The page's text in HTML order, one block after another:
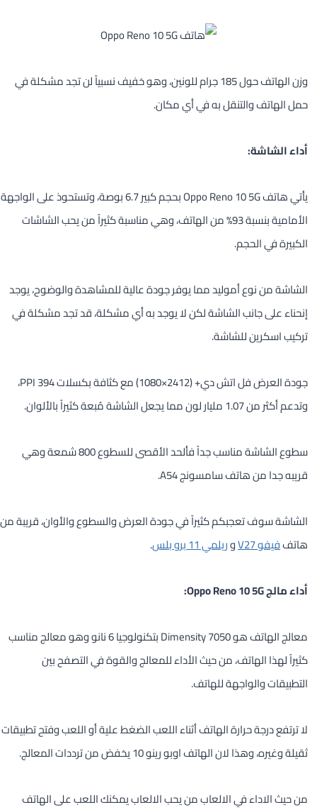
وزن الهاتف حول 185 جرام للونين، وهو خفيف نسبياً لن تجد مشكلة في
حمل الهاتف والتنقل به في أي مكان.
أداء الشاشة:
يأتي هاتف Oppo Reno 10 5G بحجم كبير 6.7 بوصة، وتستحوذ على الواجهة
الأمامية بنسبة 93% من الهاتف، وهي مناسبة كثيراً من يحب الشاشات
الكبيرة في الحجم.
الشاشة من نوع أموليد مما يوفر جودة عالية للمشاهدة والوضوح، يوجد
إنحناء على جانب الشاشة لكن لا يوجد به أي مشكلة، قد تجد مشكلة في
تركيب اسكرين للشاشة.
جودة العرض فل اتش دي+ (2412×1080) مع كثافة بكسلات 394 PPI،
وتدعم أكثر من 1.07 مليار لون مما يجعل الشاشة مُبعة كثيراً بالألوان.
سطوع الشاشة مناسب جداً فألحد الأقصى للسطوع 800 شمعة وهي
قريبه جدا من هاتف سامسونج A54.
الشاشة سوف تعجبكم كثيراً في جودة العرض والسطوع والأوان، قريبة من
هاتففيفو V27 وريلمي 11 برو بلس .
أداء مالج Oppo Reno 10 5G:
معالج الهاتف هو Dimensity 7050 بتكنولوجيا 6 نانو وهو معالج مناسب
كثيراً لهذا الهاتف، من حيث الأداء للمعالج والقوة في التصفح بين
التطبيقات والواجهة للهاتف.
لا ترتفع درجة حرارة الهاتف أثناء اللعب الضغط علية أو اللعب وفتح تطبيقات
ثقيلة وغيره، وهذا لان الهاتف اوبو رينو 10 يخفض من ترددات المعالج.
من حيث الاداء في الالعاب من يحب الالعاب يمكنك اللعب على الهاتف